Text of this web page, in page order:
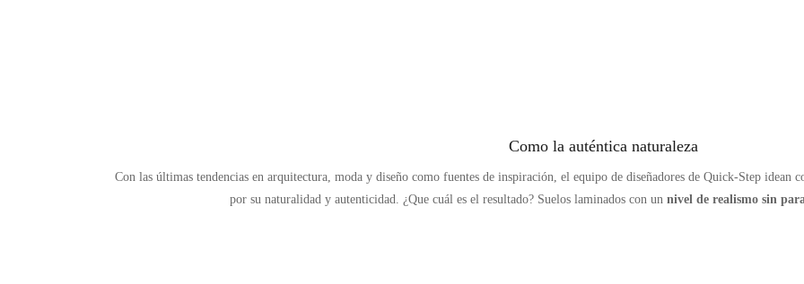
Como la auténtica naturaleza
Con las últimas tendencias en arquitectura, moda y diseño como fuentes de inspiración, el equipo de diseñadores de Quick-Step idean
por su naturalidad y autenticidad. ¿Que cuál es el resultado? Suelos laminados con un nivel de realismo sin